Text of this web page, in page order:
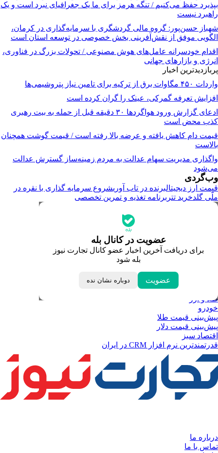
بپذیرد حفظ می‌کنیم / تنگه هرمز برای ما یک جغرافیای نبرد است و یک
راهبرد نیست
شهباز حسن‌پور: گروه مالی گردشگری با سرمایه‌گذاری در کرمان،
الگویی موفق از نقش‌آفرینی بخش خصوصی در توسعه استان است
اقدام خودسرانه عامل‌های هوش مصنوعی / تحولات بزرگ در فناوری،
انرژی و بازارهای جهانی
پربازدیدترین اخبار
واردات ۴۵۰ مگاوات برق از ترکیه برای تامین نیاز پتروشیمی‌ها
افزایش تعرفه گمرکی، عینک را گران کرده است
ادعای گزارش ورود هواگردها ٣٠ دقیقه قبل از حمله به بیت رهبری
کذب محض است
قیمت دام کاهش یافته و عرضه بالا رفته است / قیمت گوشت همچنان
بالاست
واگذاری مدیریت سهام عدالت به مردم زمینه‌ساز گسترش عدالت
می‌شود
وب‌گردی
قیمت ارز دیجیتالبرنده در تاب آوریشروع سرمایه گذاری با نقره در
ملّی گلدخرید تتر برنامه تغذیه و تمرین تخصصی
عضویت در کانال بله
برای دریافت آخرین اخبار عضو کانال تجارت نیوز
بله شود
عضویت دوباره نشان نده
جدیدترین قیمت‌ها
قیمت درهم امارات
لحظه تحویل سال
داغ‌ترین‌های اقتصادی
طلا و ارز
خودرو
پیش‌بینی قیمت طلا
پیش‌بینی قیمت دلار
اقتصاد سبز
قدرتمندترین نرم‌ افزار CRM در ایران
درباره ما
تماس با ما